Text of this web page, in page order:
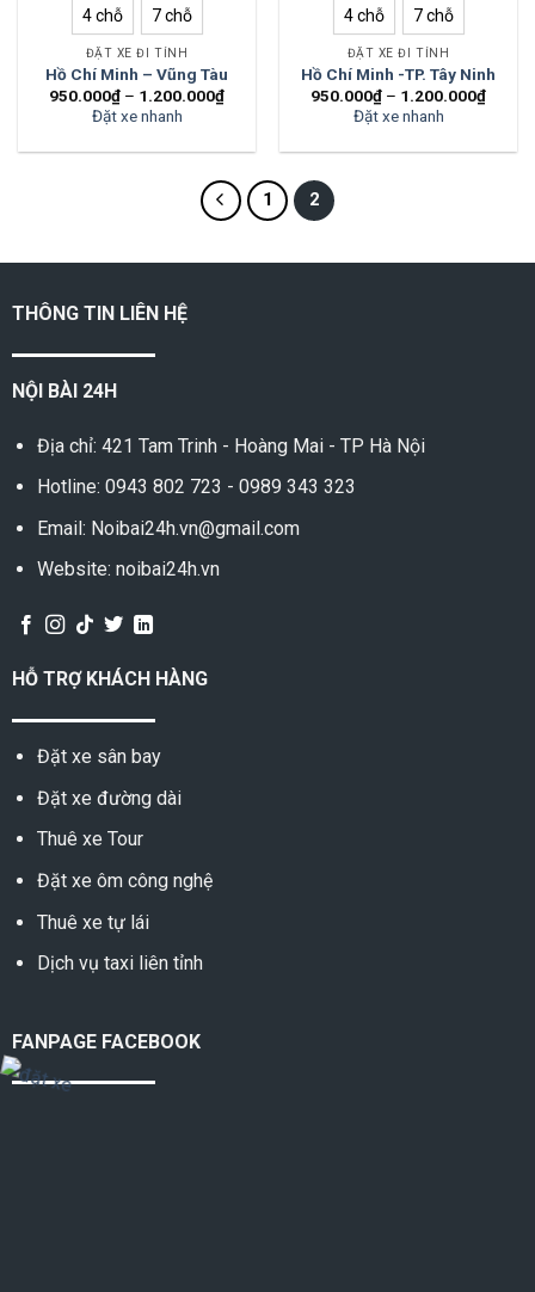
4 chỗ 7 chỗ
ĐẶT XE ĐI TỈNH
Hồ Chí Minh – Vũng Tàu
950.000₫ – 1.200.000₫
Đặt xe nhanh
4 chỗ 7 chỗ
ĐẶT XE ĐI TỈNH
Hồ Chí Minh -TP. Tây Ninh
950.000₫ – 1.200.000₫
Đặt xe nhanh
1 2
THÔNG TIN LIÊN HỆ
NỘI BÀI 24H
Địa chỉ: 421 Tam Trinh - Hoàng Mai - TP Hà Nội
Hotline: 0943 802 723 - 0989 343 323
Email: Noibai24h.vn@gmail.com
Website: noibai24h.vn
HỖ TRỢ KHÁCH HÀNG
Đặt xe sân bay
Đặt xe đường dài
Thuê xe Tour
Đặt xe ôm công nghệ
Thuê xe tự lái
Dịch vụ taxi liên tỉnh
FANPAGE FACEBOOK